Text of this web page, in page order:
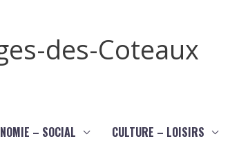
des-Coteaux
– SOCIAL CULTURE – LOISIRS